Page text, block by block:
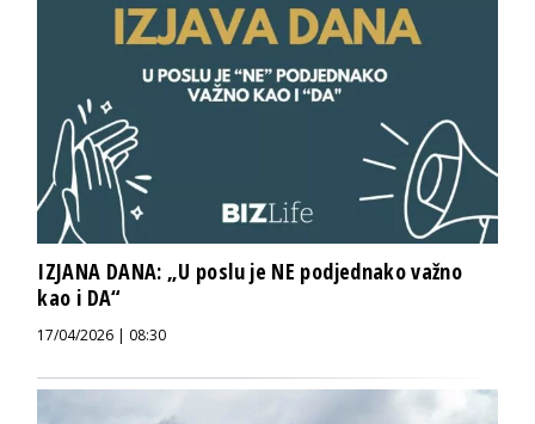
IZJANA DANA: „U poslu je NE podjednako važno
kao i DA“
17/04/2026 | 08:30